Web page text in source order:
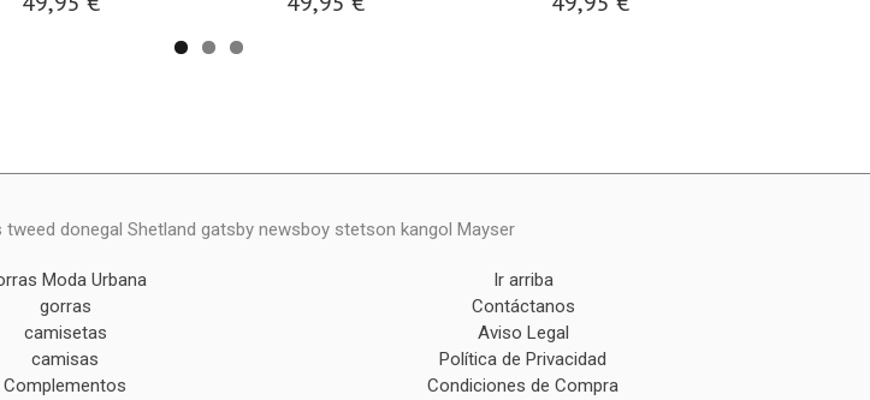
donegal Shetland gatsby newsboy stetson kangol Mayser
Moda Urbana
gorras
camisetas
camisas
Complementos
Ir arriba
Contáctanos
Aviso Legal
Política de Privacidad
Condiciones de Compra